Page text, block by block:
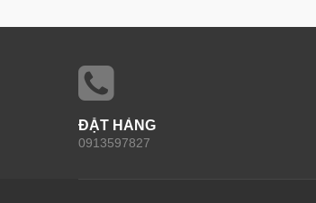
ĐẶT HÀNG
0913597827